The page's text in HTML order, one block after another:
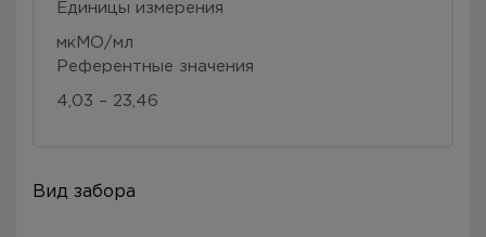
Eдиницы измерения
мкМО/мл
Референтные значения
4,03 – 23,46
Вид забора